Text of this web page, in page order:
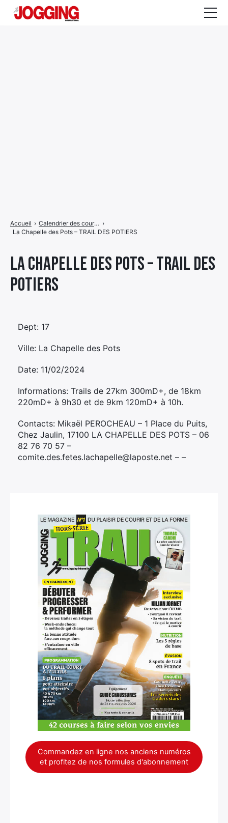
La Chapelle des Pots – TRAIL DES
POTIERS
Accueil › Calendrier des courses ›
La Chapelle des Pots – TRAIL DES POTIERS
Dept: 17
Ville: La Chapelle des Pots
Date: 11/02/2024
Informations: Trails de 27km 300mD+, de 18km
220mD+ à 9h30 et de 9km 120mD+ à 10h.
Contacts: Mikaël PEROCHEAU – 1 Place du Puits,
Chez Jaulin, 17100 LA CHAPELLE DES POTS – 06
82 76 70 57 –
comite.des.fetes.lachapelle@laposte.net – –
Commandez en ligne nos anciens numéros
et profitez de nos formules d'abonnement
de
menu
Élément
de
Élément
de